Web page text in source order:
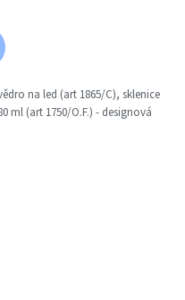
na led (art 1865/C), sklenice
ml (art 1750/O.F.) - designová